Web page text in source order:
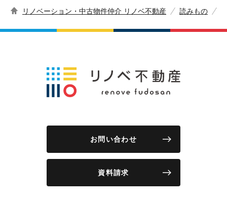
リノベーション・中古物件仲介 リノベ不動産 読みもの
お問い合わせ
資料請求